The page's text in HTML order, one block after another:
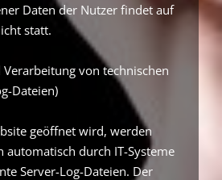
Daten der Nutzer findet auf
statt.
von technischen
Dateien)
geöffnet wird, werden
automatisch durch IT-Systeme
Server-Log-Dateien. Der